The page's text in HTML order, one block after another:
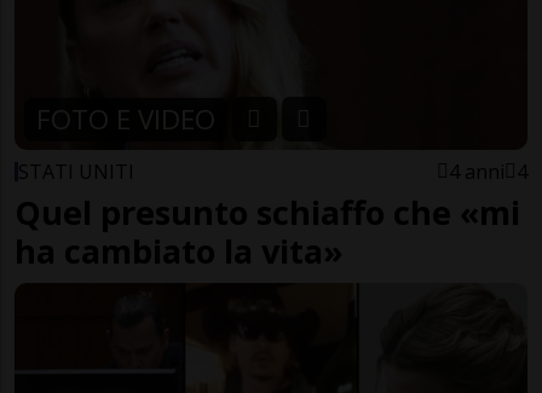
FOTO E VIDEO
STATI UNITI 4 anni 4
Quel presunto schiaffo che «mi
ha cambiato la vita»